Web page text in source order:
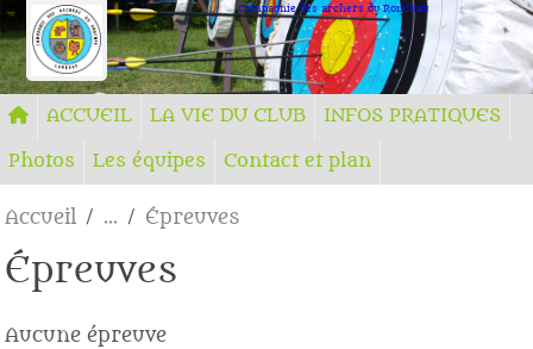
Compagnie des archers du Ronchay
ACCUEIL LA VIE DU CLUB
INFOS PRATIQUES
Photos
Les équipes Contact et plan
Accueil Épreuves
Épreuves
Aucune épreuve
Panneau de gestion des cookies